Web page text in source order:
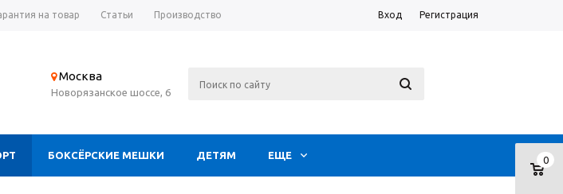
на товар Статьи Производство Вход Регистрация
Москва
Новорязанское шоссе, 6
0
БОКСЁРСКИЕ МЕШКИ ДЕТЯМ ЕЩЕ